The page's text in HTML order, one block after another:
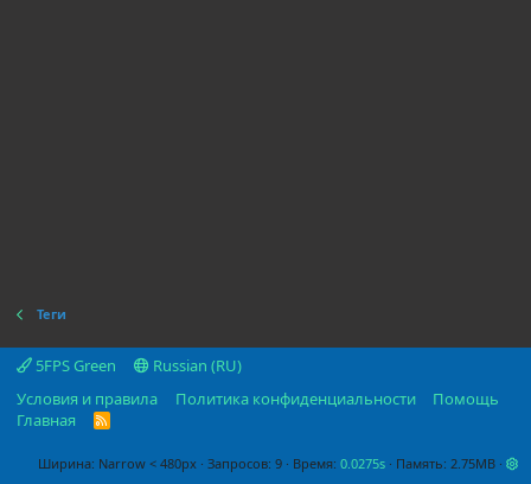
Теги
5FPS Green
Russian (RU)
Условия и правила
Политика конфиденциальности
Помощь
Главная
R
Ширина Запросов 9 Время 0.0275s Память 2.75MB